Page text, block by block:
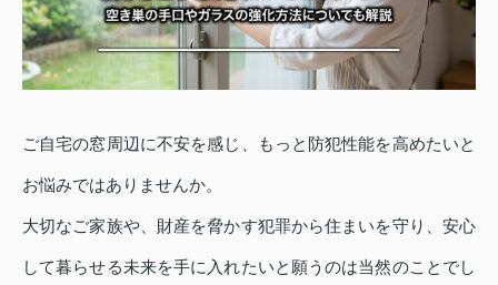
ご自宅の窓周辺に不安を感じ、もっと防犯性能を高めたいと
お悩みではありませんか。
大切なご家族や、財産を脅かす犯罪から住まいを守り、安心
して暮らせる未来を手に入れたいと願うのは当然のことでし